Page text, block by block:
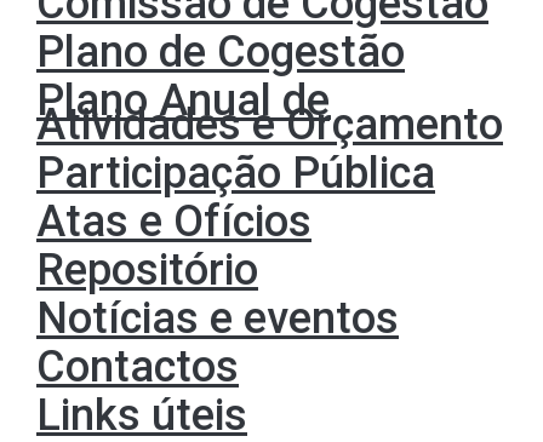
Plano de Cogestão
Plano Anual de
Atividades e Orçamento
Participação Pública
Atas e Ofícios
Repositório
Notícias e eventos
Contactos
Links úteis